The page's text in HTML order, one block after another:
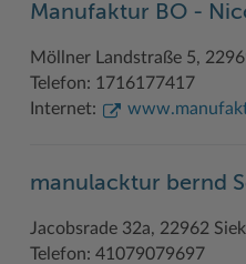
Manufaktur BO -
Möllner Landstraße 5,
Telefon: 1716177417
Internet:
manulacktur bernd
Jacobsrade 32a, 22962 Siek
Telefon: 41079079697